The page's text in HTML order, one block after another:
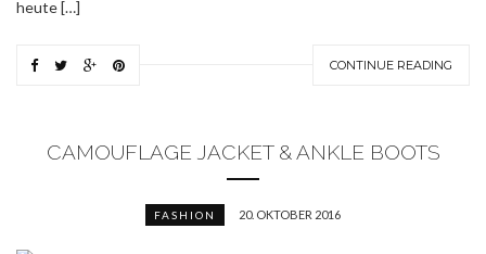
heute […]
CONTINUE READING
CAMOUFLAGE JACKET & ANKLE BOOTS
FASHION 20. OKTOBER 2016